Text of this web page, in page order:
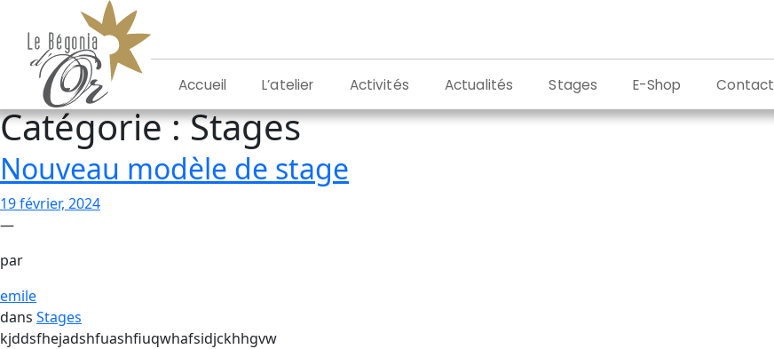
contenu
Accueil L’atelier Activités Actualités Stages E-Shop Contact
Catégorie :Stages
Nouveau modèle de stage
19 février, 2024
—
par
emile
dans Stages
kjddsfhejadshfuashfiuqwhafsidjckhhgvw